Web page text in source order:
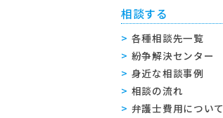
相談する
各種相談先一覧
紛争解決センター
身近な相談事例
相談の流れ
弁護士費用について